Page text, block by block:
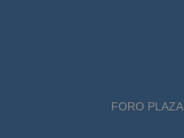
FORO PLAZA